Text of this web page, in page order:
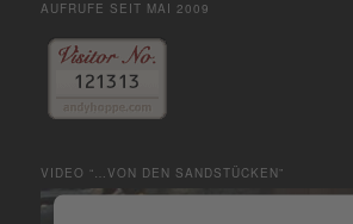
AUFRUFE SEIT MAI 2009
VIDEO “…VON DEN SANDSTÜCKEN”